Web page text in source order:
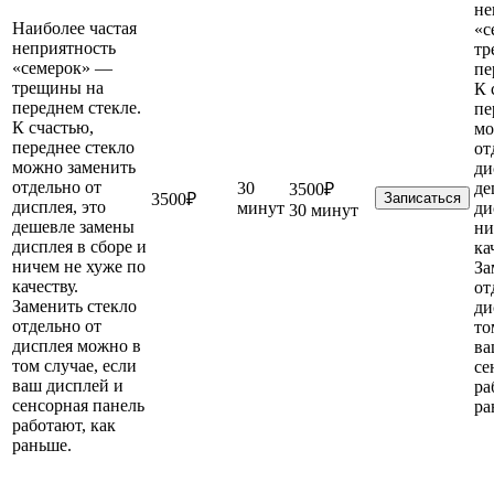
Наиболее частая
неприятность
«семерок» —
трещины на
переднем стекле.
К счастью,
переднее стекло
можно заменить
отдельно от
дисплея, это
дешевле замены
дисплея в сборе и
ничем не хуже по
качеству.
Заменить стекло
отдельно от
дисплея можно в
том случае, если
ваш дисплей и
сенсорная панель
работают, как
раньше.
3500₽
30
минут
3500₽
30 минут
Записаться
К